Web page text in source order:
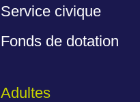
Service civique
Fonds de dotation
Adultes